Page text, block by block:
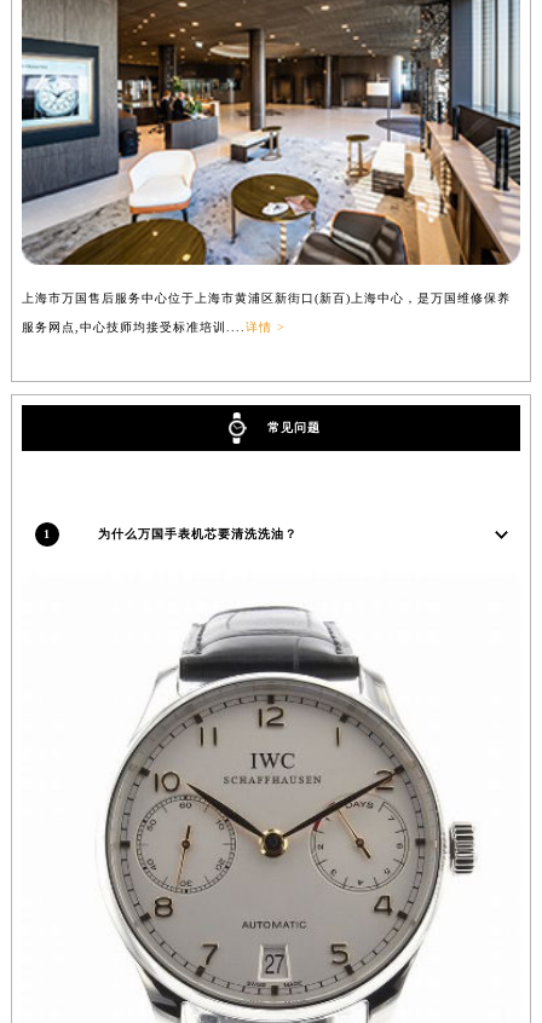
上海市万国售后服务中心位于上海市黄浦区新街口(新百)上海中心，是万国维修保养
服务网点,中心技师均接受标准培训.... 详情 >
常见问题
1 为什么万国手表机芯要清洗洗油？